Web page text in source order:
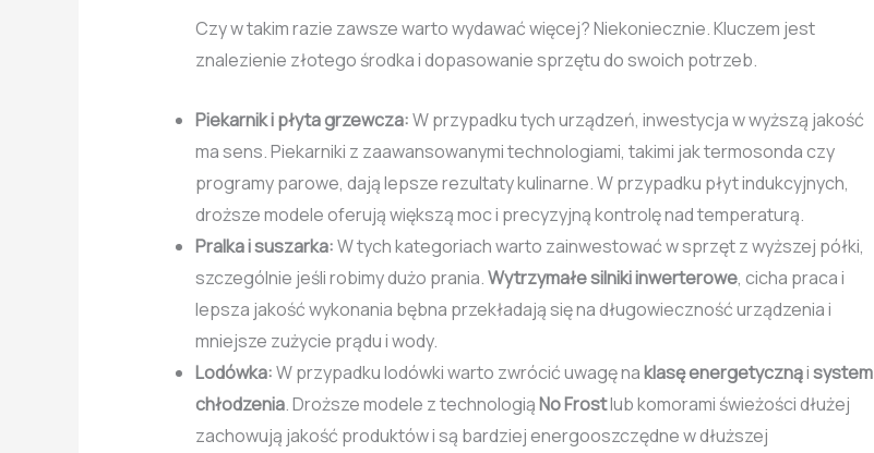
Czy w takim razie zawsze warto wydawać więcej? Niekoniecznie. Kluczem jest
znalezienie złotego środka i dopasowanie sprzętu do swoich potrzeb.
Piekarnik i płyta grzewcza:W przypadku tych urządzeń, inwestycja w wyższą jakość
ma sens. Piekarniki z zaawansowanymi technologiami, takimi jak termosonda czy
programy parowe, dają lepsze rezultaty kulinarne. W przypadku płyt indukcyjnych,
droższe modele oferują większą moc i precyzyjną kontrolę nad temperaturą.
Pralka i suszarka:W tych kategoriach warto zainwestować w sprzęt z wyższej półki,
szczególnie jeśli robimy dużo prania.Wytrzymałe silniki inwerterowe, cicha praca i
lepsza jakość wykonania bębna przekładają się na długowieczność urządzenia i
mniejsze zużycie prądu i wody.
Lodówka:W przypadku lodówki warto zwrócić uwagę naklasę energetycznąisystem
chłodzenia. Droższe modele z technologiąNo Frostlub komorami świeżości dłużej
zachowują jakość produktów i są bardziej energooszczędne w dłuższej